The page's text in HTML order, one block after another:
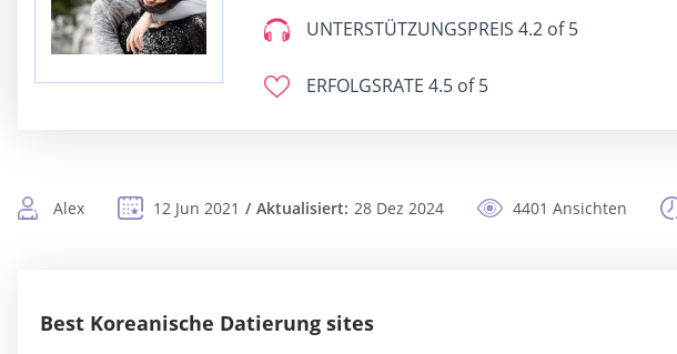
UNTERSTÜTZUNGSPREIS 4.2 of 5
ERFOLGSRATE 4.5 of 5
Alex 12 Jun 2021 Aktualisiert: 28 Dez 2024 4401 Ansichten
Best Koreanische Datierung sites